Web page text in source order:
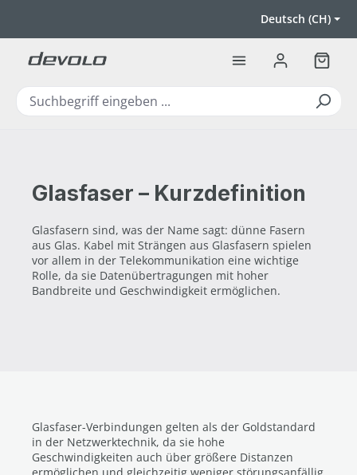
Deutsch (CH)
Glasfaser – Kurzdefinition
Glasfasern sind, was der Name sagt: dünne Fasern
aus Glas. Kabel mit Strängen aus Glasfasern spielen
vor allem in der Telekommunikation eine wichtige
Rolle, da sie Datenübertragungen mit hoher
Bandbreite und Geschwindigkeit ermöglichen.
Glasfaser-Verbindungen gelten als der Goldstandard
in der Netzwerktechnik, da sie hohe
Geschwindigkeiten auch über größere Distanzen